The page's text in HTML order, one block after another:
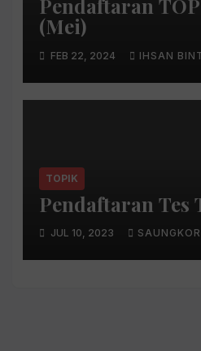
Pendaftaran
(Mei)
FEB 22, 2024 IHSAN
TOPIK
Pendaftaran Tes
JUL 10, 2023